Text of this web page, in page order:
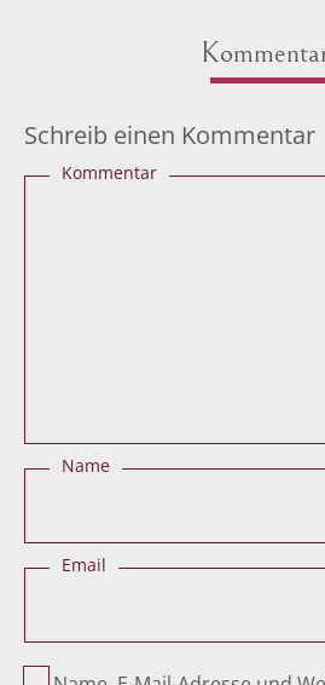
Schreib einen Kommentar
Kommentar
Name
Email